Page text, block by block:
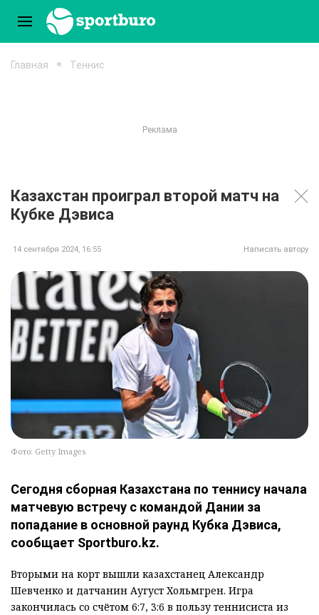
Главная Теннис
Казахстан проиграл второй матч на
Кубке Дэвиса
14 сентября 2024, 16:55 Написать автору
Фото: Getty Images
Сегодня сборная Казахстана по теннису начала
матчевую встречу с командой Дании за
попадание в основной раунд Кубка Дэвиса,
сообщает Sportburo.kz.
Вторыми на корт вышли казахстанец Александр
Шевченко и датчанин Аугуст Хольмгрен. Игра
закончилась со счётом 6:7, 3:6 в пользу теннисиста из